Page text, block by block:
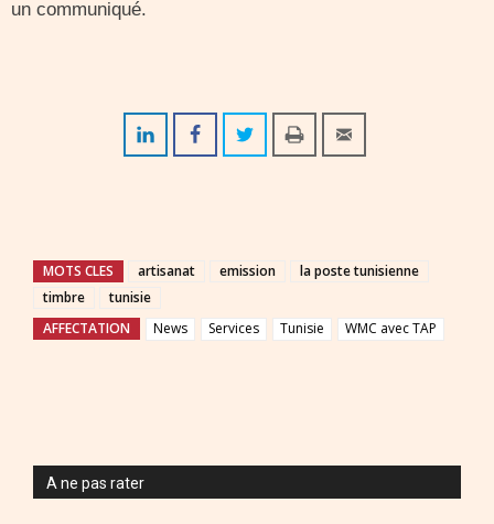
un communiqué.
MOTS CLES artisanat emission
la poste tunisienne
timbre
tunisie
AFFECTATION
News Services Tunisie WMC avec TAP
A ne pas rater